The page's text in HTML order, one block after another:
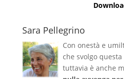
Sara Pellegrino
Con onestà e
che svolgo
tuttavia è anche